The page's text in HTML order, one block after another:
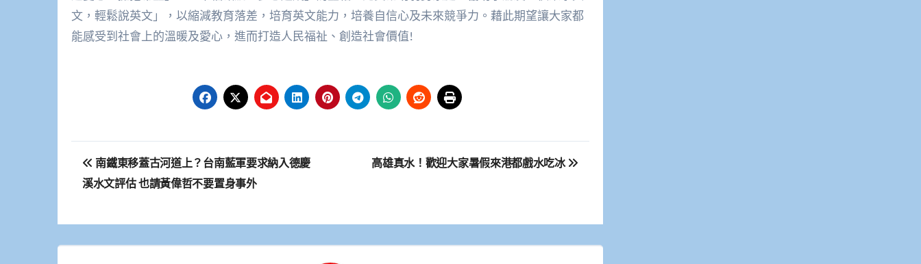
文，輕鬆說英文」，以縮減教育落差，培育英文能力，培養自信心及未來競爭力。藉此期望讓大家都
能感受到社會上的溫暖及愛心，進而打造人民福祉、創造社會價值!
文
章
覽
南鐵東移蓋古河道上？台南藍軍要求納入德慶
溪水文評估 也請黃偉哲不要置身事外
高雄真水！歡迎大家暑假來港都戲水吃冰